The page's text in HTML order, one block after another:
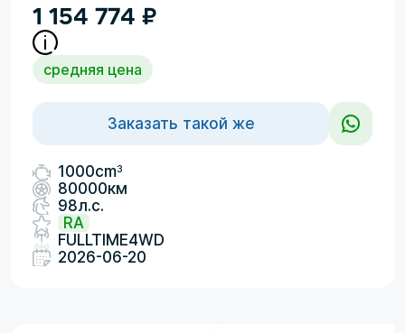
1 154 774 ₽
средняя цена
Заказать такой же
1000cm3
80000км
98л.с.
RA
FULLTIME4WD
2026-06-20